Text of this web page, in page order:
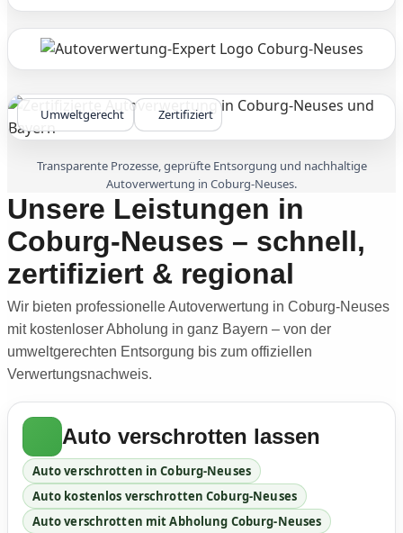
Umweltgerecht Zertifiziert
Transparente Prozesse, geprüfte Entsorgung und nachhaltige
Autoverwertung in Coburg-Neuses.
Unsere Leistungen in
Coburg-Neuses – schnell,
zertifiziert & regional
Wir bieten professionelle Autoverwertung in Coburg-Neuses
mit kostenloser Abholung in ganz Bayern – von der
umweltgerechten Entsorgung bis zum offiziellen
Verwertungsnachweis.
Auto verschrotten lassen
Auto verschrotten in Coburg-Neuses
Auto kostenlos verschrotten Coburg-Neuses
Auto verschrotten mit Abholung Coburg-Neuses